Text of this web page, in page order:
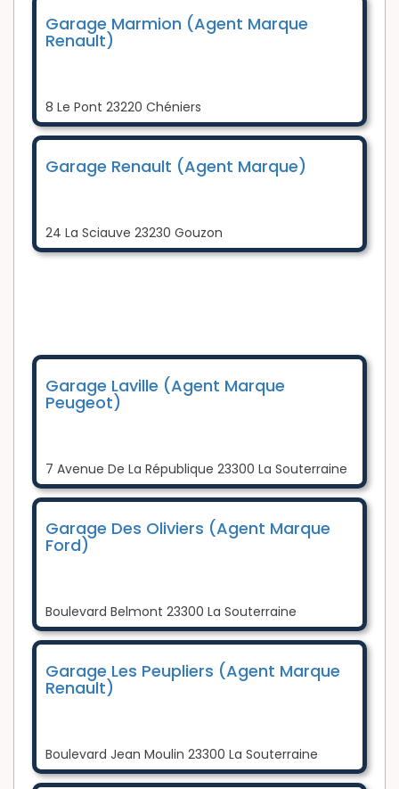
Garage Marmion (Agent Marque
Renault)
8 Le Pont 23220 Chéniers
Garage Renault (Agent Marque)
24 La Sciauve 23230 Gouzon
Garage Laville (Agent Marque
Peugeot)
7 Avenue De La République 23300 La Souterraine
Garage Des Oliviers (Agent Marque
Ford)
Boulevard Belmont 23300 La Souterraine
Garage Les Peupliers (Agent Marque
Renault)
Boulevard Jean Moulin 23300 La Souterraine